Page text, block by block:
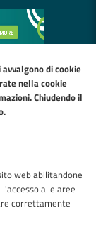
di cookie
nellacookie
Chiudendo il
web abilitandone
alle aree
correttamente
Instagram